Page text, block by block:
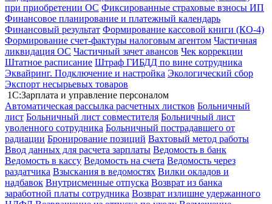
при приобретении ОС Фиксированные страховые взносы ИП
Финансовое планирование и платежный календарь
Финансовый результат Формирование кассовой книги (КО-4)
Формирование счет-фактуры налоговым агентом Частичная
ликвидация ОС Частичный зачет авансов Чек коррекции
Штатное расписание Штраф ГИБДД по вине сотрудника
Эквайринг. Подключение и настройка Экологический сбор
Экспорт несырьевых товаров
1С:Зарплата и управление персоналом
Автоматическая рассылка расчетных листков Больничный
лист Больничный лист совместителя Больничный лист
уволенного сотрудника Больничный пострадавшего от
радиации Бронирование позиций Вахтовый метод работы
Ввод данных для расчета зарплаты Ведомость в банк
Ведомость в кассу Ведомость на счета Ведомость через
раздатчика Взыскания в ведомостях Вилки окладов и
надбавок Внутрисменные отпуска Возврат из банка
заработной платы сотрудника Возврат излишне удержанного